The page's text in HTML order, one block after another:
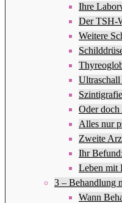
Ihre
Der TSH-
Weitere
Ultraschall
Oder doch
Alles nur
Zweite
Ihr
Leben mit
3 – Behandlung
Wann